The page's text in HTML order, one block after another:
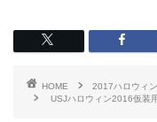
HOME
2017ハロウィン
USJハロウィン2016仮装